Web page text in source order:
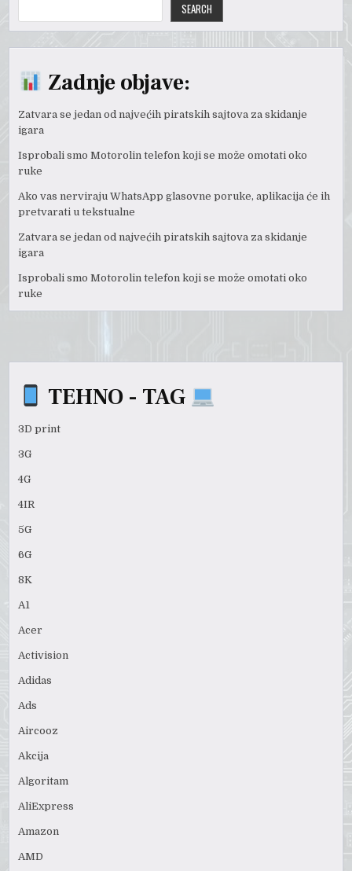
SEARCH
Zadnje objave:
Zatvara se jedan od najvećih piratskih sajtova za skidanje
igara
Isprobali smo Motorolin telefon koji se može omotati oko
ruke
Ako vas nerviraju WhatsApp glasovne poruke, aplikacija će ih
pretvarati u tekstualne
Zatvara se jedan od najvećih piratskih sajtova za skidanje
igara
Isprobali smo Motorolin telefon koji se može omotati oko
ruke
TEHNO - TAG
3D print
3G
4G
4IR
5G
6G
8K
A1
Acer
Activision
Adidas
Ads
Aircooz
Akcija
Algoritam
AliExpress
Amazon
AMD